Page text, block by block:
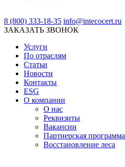
8 (800) 333-18-35 info@intecocert.ru
ЗАКАЗАТЬ ЗВОНОК
Услуги
По отраслям
Статьи
Новости
Контакты
ESG
О компании
О нас
Реквизиты
Вакансии
Партнерская программа
Восстановление леса